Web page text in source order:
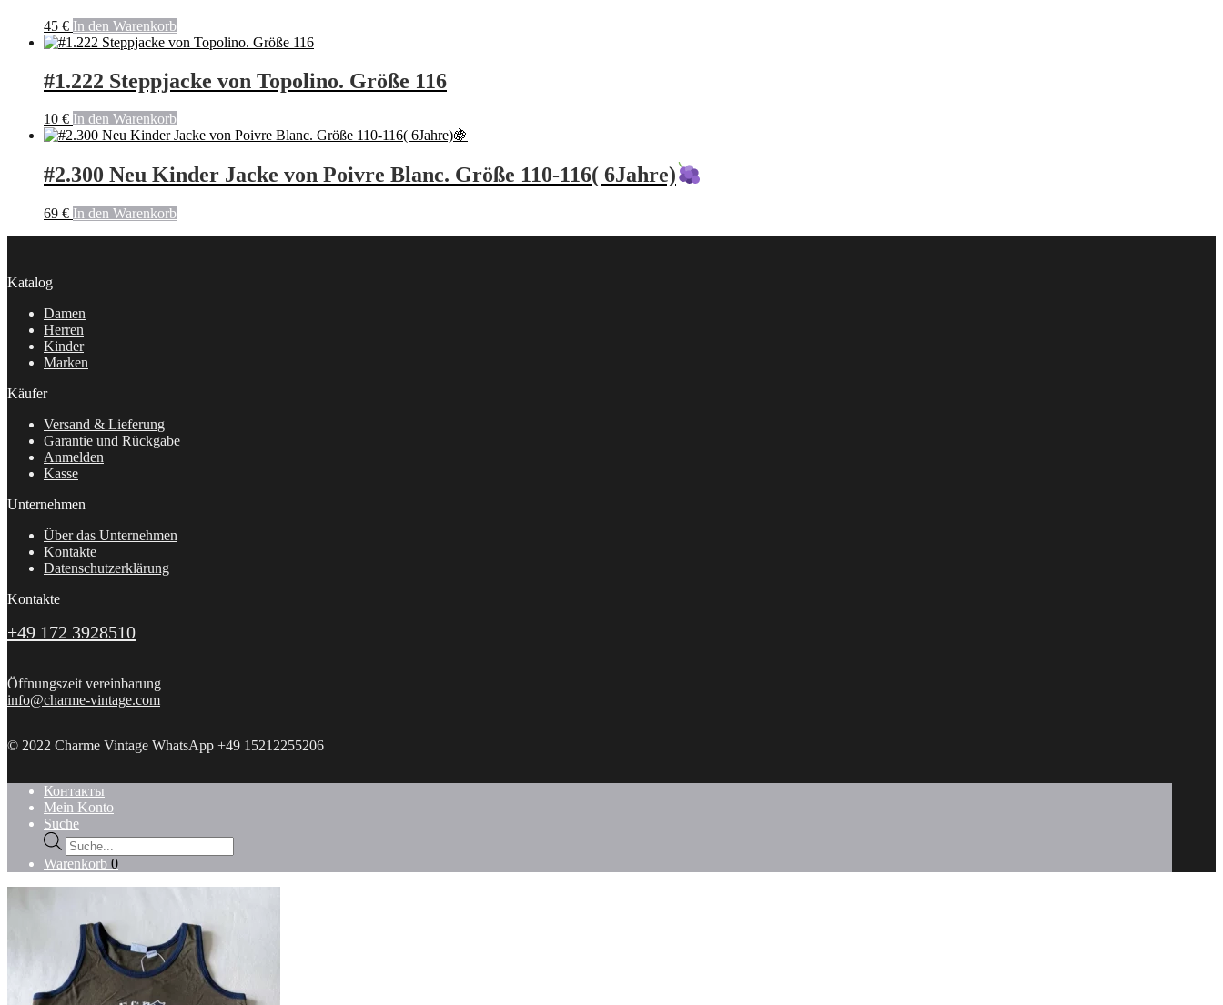
45 € In den Warenkorb
#1.222 Steppjacke von Topolino. Größe 116
10 € In den Warenkorb
#2.300 Neu Kinder Jacke von Poivre Blanc. Größe 110-116( 6Jahre)
69 € In den Warenkorb
Katalog
Damen
Herren
Kinder
Marken
Käufer
Versand & Lieferung
Garantie und Rückgabe
Anmelden
Kasse
Unternehmen
Über das Unternehmen
Kontakte
Datenschutzerklärung
Kontakte
+49 172 3928510
Öffnungszeit vereinbarung
info@charme-vintage.com
© 2022 Charme Vintage WhatsApp +49 15212255206
Контакты
Mein Konto
Suche
Products
search
Warenkorb 0